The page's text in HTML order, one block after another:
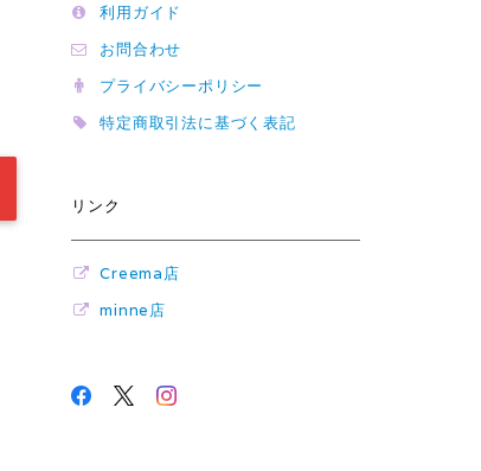
利用ガイド
お問合わせ
プライバシーポリシー
特定商取引法に基づく表記
リンク
Creema店
minne店